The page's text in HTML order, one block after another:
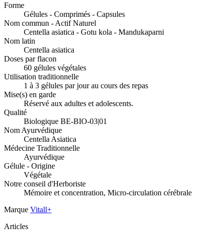
Forme
Gélules - Comprimés - Capsules
Nom commun - Actif Naturel
Centella asiatica - Gotu kola - Mandukaparni
Nom latin
Centella asiatica
Doses par flacon
60 gélules végétales
Utilisation traditionnelle
1 à 3 gélules par jour au cours des repas
Mise(s) en garde
Réservé aux adultes et adolescents.
Qualité
Biologique BE-BIO-03|01
Nom Ayurvédique
Centella Asiatica
Médecine Traditionnelle
Ayurvédique
Gélule - Origine
Végétale
Notre conseil d'Herboriste
Mémoire et concentration, Micro-circulation cérébrale
Marque Vitall+
Articles